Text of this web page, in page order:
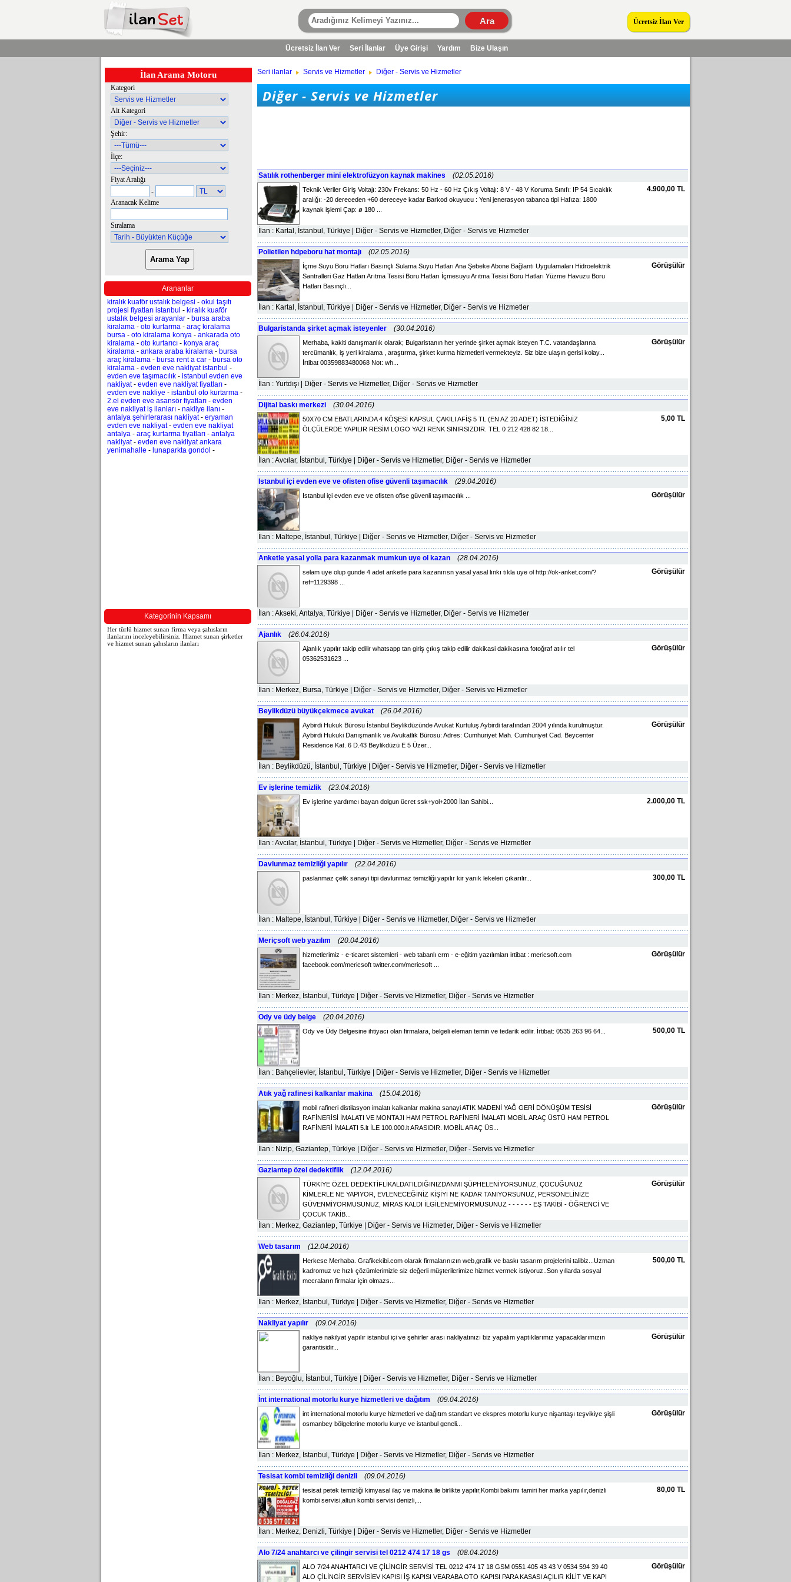
Ücretsiz İlan Ver
Ücretsiz İlan Ver Seri İlanlar Üye Girişi Yardım Bize Ulaşın
Seri ilanlar Servis ve Hizmetler Diğer - Servis ve Hizmetler
Diğer - Servis ve Hizmetler
Satılık rothenberger mini elektrofüzyon kaynak makines (02.05.2016)
Teknik Veriler Giriş Voltajı: 230v Frekans: 50 Hz - 60 Hz Çıkış Voltajı: 8 V - 48 V Koruma Sınıfı: IP 54 Sıcaklık
aralığı: -20 dereceden +60 dereceye kadar Barkod okuyucu : Yeni jenerasyon tabanca tipi Hafıza: 1800
kaynak işlemi Çap: ø 180 ...
4.900,00 TL
İlan : Kartal, İstanbul, Türkiye | Diğer - Servis ve Hizmetler, Diğer - Servis ve Hizmetler
Polietilen hdpeboru hat montajı (02.05.2016)
İçme Suyu Boru Hatları Basınçlı Sulama Suyu Hatları Ana Şebeke Abone Bağlantı Uygulamaları Hidroelektrik
Santralleri Gaz Hatları Arıtma Tesisi Boru Hatları İçmesuyu Arıtma Tesisi Boru Hatları Yüzme Havuzu Boru
Hatları Basınçlı...
Görüşülür
İlan : Kartal, İstanbul, Türkiye | Diğer - Servis ve Hizmetler, Diğer - Servis ve Hizmetler
Bulgaristanda şirket açmak isteyenler (30.04.2016)
Merhaba, kakiti danışmanlık olarak; Bulgaristanın her yerinde şirket açmak isteyen T.C. vatandaşlarına
tercümanlık, iş yeri kiralama , araştırma, şirket kurma hizmetleri vermekteyiz. Siz bize ulaşın gerisi kolay...
İrtibat 00359883480068 Not: wh...
Görüşülür
İlan : Yurtdışı | Diğer - Servis ve Hizmetler, Diğer - Servis ve Hizmetler
Dijital baskı merkezi (30.04.2016)
50X70 CM EBATLARINDA 4 KÖŞESİ KAPSUL ÇAKILI AFİŞ 5 TL (EN AZ 20 ADET) İSTEDİĞİNİZ
ÖLÇÜLERDE YAPILIR RESİM LOGO YAZI RENK SINIRSIZDIR. TEL 0 212 428 82 18...
5,00 TL
İlan : Avcılar, İstanbul, Türkiye | Diğer - Servis ve Hizmetler, Diğer - Servis ve Hizmetler
Istanbul içi evden eve ve ofisten ofise güvenli taşımacılık (29.04.2016)
Istanbul içi evden eve ve ofisten ofise güvenli taşımacılık ... Görüşülür
İlan : Maltepe, İstanbul, Türkiye | Diğer - Servis ve Hizmetler, Diğer - Servis ve Hizmetler
Anketle yasal yolla para kazanmak mumkun uye ol kazan (28.04.2016)
selam uye olup gunde 4 adet anketle para kazanırısn yasal yasal lınkı tıkla uye ol http://ok-anket.com/?
ref=1129398 ...
Görüşülür
İlan : Akseki, Antalya, Türkiye | Diğer - Servis ve Hizmetler, Diğer - Servis ve Hizmetler
Ajanlık (26.04.2016)
Ajanlık yapılır takip edilir whatsapp tan giriş çıkış takip edilir dakikasi dakikasına fotoğraf atılır tel
05362531623 ...
Görüşülür
İlan : Merkez, Bursa, Türkiye | Diğer - Servis ve Hizmetler, Diğer - Servis ve Hizmetler
Beylikdüzü büyükçekmece avukat (26.04.2016)
Aybirdi Hukuk Bürosu İstanbul Beylikdüzünde Avukat Kurtuluş Aybirdi tarafından 2004 yılında kurulmuştur.
Aybirdi Hukuki Danışmanlık ve Avukatlık Bürosu: Adres: Cumhuriyet Mah. Cumhuriyet Cad. Beycenter
Residence Kat. 6 D.43 Beylikdüzü E 5 Üzer...
Görüşülür
İlan : Beylikdüzü, İstanbul, Türkiye | Diğer - Servis ve Hizmetler, Diğer - Servis ve Hizmetler
Ev işlerine temizlik (23.04.2016)
Ev işlerine yardımcı bayan dolgun ücret ssk+yol+2000 İlan Sahibi... 2.000,00 TL
İlan : Avcılar, İstanbul, Türkiye | Diğer - Servis ve Hizmetler, Diğer - Servis ve Hizmetler
Davlunmaz temizliği yapılır (22.04.2016)
paslanmaz çelik sanayi tipi davlunmaz temizliği yapılır kir yanık lekeleri çıkarılır... 300,00 TL
İlan : Maltepe, İstanbul, Türkiye | Diğer - Servis ve Hizmetler, Diğer - Servis ve Hizmetler
Meriçsoft web yazılım (20.04.2016)
hizmetlerimiz - e-ticaret sistemleri - web tabanlı crm - e-eğitim yazılımları irtibat : mericsoft.com
facebook.com/mericsoft twitter.com/mericsoft ...
Görüşülür
İlan : Merkez, İstanbul, Türkiye | Diğer - Servis ve Hizmetler, Diğer - Servis ve Hizmetler
Ody ve üdy belge (20.04.2016)
Ody ve Üdy Belgesine ihtiyacı olan firmalara, belgeli eleman temin ve tedarik edilir. İrtibat: 0535 263 96 64... 500,00 TL
İlan : Bahçelievler, İstanbul, Türkiye | Diğer - Servis ve Hizmetler, Diğer - Servis ve Hizmetler
Atık yağ rafinesi kalkanlar makina (15.04.2016)
mobil rafineri distilasyon imalatı kalkanlar makina sanayi ATIK MADENİ YAĞ GERİ DÖNÜŞÜM TESİSİ
RAFİNERİSİ İMALATI VE MONTAJI HAM PETROL RAFİNERİ İMALATI MOBİL ARAÇ ÜSTÜ HAM PETROL
RAFİNERİ İMALATI 5.lt İLE 100.000.lt ARASIDIR. MOBİL ARAÇ ÜS...
Görüşülür
İlan : Nizip, Gaziantep, Türkiye | Diğer - Servis ve Hizmetler, Diğer - Servis ve Hizmetler
Gaziantep özel dedektiflik (12.04.2016)
TÜRKİYE ÖZEL DEDEKTİFLİKALDATILDIĞINIZDANMI ŞÜPHELENİYORSUNUZ, ÇOCUĞUNUZ
KİMLERLE NE YAPIYOR, EVLENECEĞİNİZ KİŞİYİ NE KADAR TANIYORSUNUZ, PERSONELİNİZE
GÜVENMİYORMUSUNUZ, MİRAS KALDI İLGİLENEMİYORMUSUNUZ - - - - - - EŞ TAKİBİ - ÖĞRENCİ VE
ÇOCUK TAKİB...
Görüşülür
İlan : Merkez, Gaziantep, Türkiye | Diğer - Servis ve Hizmetler, Diğer - Servis ve Hizmetler
Web tasarım (12.04.2016)
Herkese Merhaba. Grafikekibi.com olarak firmalarınızın web,grafik ve baskı tasarım projelerini talibiz...Uzman
kadromuz ve hızlı çözümlerimizle siz değerli müşterilerimize hizmet vermek istiyoruz..Son yıllarda sosyal
mecraların firmalar için olmazs...
500,00 TL
İlan : Merkez, İstanbul, Türkiye | Diğer - Servis ve Hizmetler, Diğer - Servis ve Hizmetler
Nakliyat yapılır (09.04.2016)
nakliye nakilyat yapılır istanbul içi ve şehirler arası nakliyatınızı biz yapalım yaptıklarımız yapacaklarımızın
garantisidir...
Görüşülür
İlan : Beyoğlu, İstanbul, Türkiye | Diğer - Servis ve Hizmetler, Diğer - Servis ve Hizmetler
İnt international motorlu kurye hizmetleri ve dağıtım (09.04.2016)
int international motorlu kurye hizmetleri ve dağıtım standart ve ekspres motorlu kurye nişantaşı teşvikiye şişli
osmanbey bölgelerine motorlu kurye ve istanbul geneli...
Görüşülür
İlan : Merkez, İstanbul, Türkiye | Diğer - Servis ve Hizmetler, Diğer - Servis ve Hizmetler
Tesisat kombi temizliği denizli (09.04.2016)
tesisat petek temizliği kimyasal ilaç ve makina ile birlikte yapılır,Kombi bakımı tamiri her marka yapılır,denizli
kombi servisi,altun kombi servisi denizli,...
80,00 TL
İlan : Merkez, Denizli, Türkiye | Diğer - Servis ve Hizmetler, Diğer - Servis ve Hizmetler
Alo 7/24 anahtarcı ve çilingir servisi tel 0212 474 17 18 gs (08.04.2016)
ALO 7/24 ANAHTARCI VE ÇİLİNGİR SERVİSİ TEL 0212 474 17 18 GSM 0551 405 43 43 V 0534 594 39 40
ALO ÇİLİNGİR SERVİSİEV KAPISI İŞ KAPISI VEARABA OTO KAPISI PARA KASASI AÇILIR KİLİT VE KAPI
Görüşülür
İlan Arama Motoru
Kategori
Alt Kategori
Şehir:
İlçe:
Fiyat Aralığı
-
Aranacak Kelime
Sıralama
Arananlar
kiralık kuaför ustalık belgesi - okul taşıtı
projesi fiyatları istanbul - kiralık kuaför
ustalık belgesi arayanlar - bursa araba
kiralama - oto kurtarma - araç kiralama
bursa - oto kiralama konya - ankarada oto
kiralama - oto kurtarıcı - konya araç
kiralama - ankara araba kiralama - bursa
araç kiralama - bursa rent a car - bursa oto
kiralama - evden eve nakliyat istanbul -
evden eve taşımacılık - istanbul evden eve
nakliyat- evden eve nakliyat fiyatları -
evden eve nakliye - istanbul oto kurtarma -
2.el evden eve asansör fiyatları - evden
eve nakliyat iş ilanları - nakliye ilanı -
antalya şehirlerarası nakliyat- eryaman
evden eve nakliyat- evden eve nakliyat
antalya - araç kurtarma fiyatları - antalya
nakliyat- evden eve nakliyat ankara
yenimahalle - lunaparkta gondol -
Kategorinin Kapsamı
Her türlü hizmet sunan firma veya şahısların
ilanlarını inceleyebilirsiniz. Hizmet sunan şirketler
ve hizmet sunan şahısların ilanları